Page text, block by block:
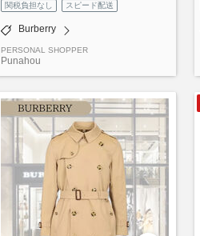
関税負担なし スピード配送
Burberry
PERSONAL SHOPPER
Punahou